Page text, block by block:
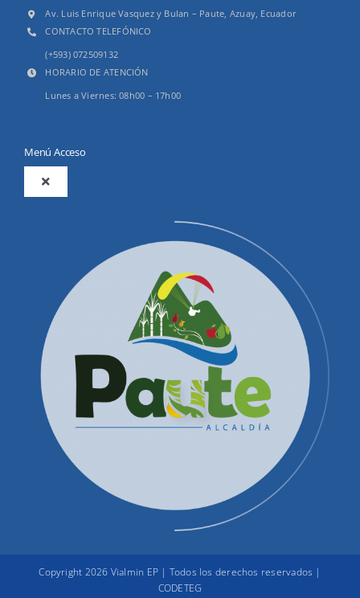
Av. Luis Enrique Vasquez y Bulan – Paute, Azuay, Ecuador
CONTACTO TELEFÓNICO
(+593) 072509132
HORARIO DE ATENCIÓN
Lunes a Viernes: 08h00 – 17h00
Menú Acceso
Toggle
Productos y Servicios
Convocatorias Precalificación
Quienes Somos
Contactenos
Correos Electrónicos
Copyright 2026 Vialmin EP | Todos los derechos reservados |
CODETEG